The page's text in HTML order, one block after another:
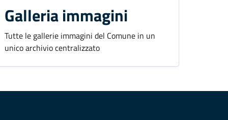
Galleria immagini
Tutte le gallerie immagini del Comune in un
unico archivio centralizzato